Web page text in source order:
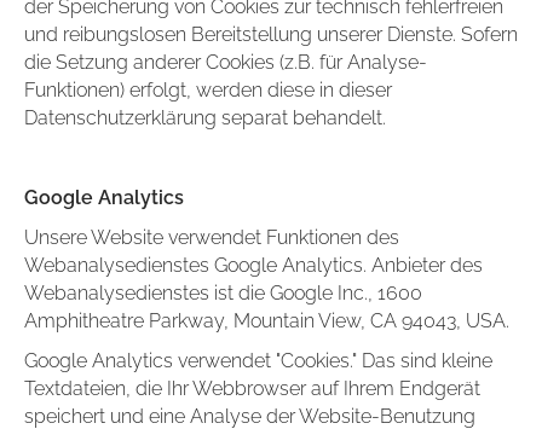
der Speicherung von Cookies zur technisch fehlerfreien
und reibungslosen Bereitstellung unserer Dienste. Sofern
die Setzung anderer Cookies (z.B. für Analyse-
Funktionen) erfolgt, werden diese in dieser
Datenschutzerklärung separat behandelt.
Google Analytics
Unsere Website verwendet Funktionen des
Webanalysedienstes Google Analytics. Anbieter des
Webanalysedienstes ist die Google Inc., 1600
Amphitheatre Parkway, Mountain View, CA 94043, USA.
Google Analytics verwendet "Cookies." Das sind kleine
Textdateien, die Ihr Webbrowser auf Ihrem Endgerät
speichert und eine Analyse der Website-Benutzung